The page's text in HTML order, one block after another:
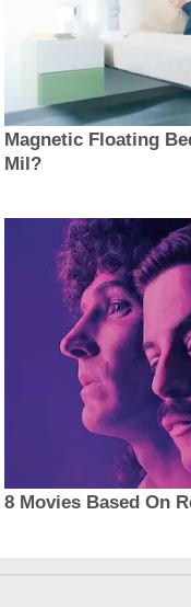
Magnetic Floating
Mil?
8 Movies Based On